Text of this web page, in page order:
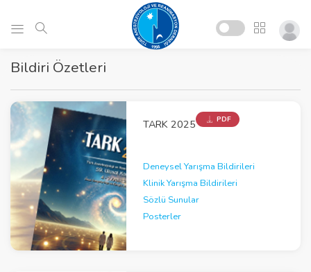
Bildiri Özetleri
TARK 2025 PDF
Deneysel Yarışma Bildirileri
Klinik Yarışma Bildirileri
Sözlü Sunular
Posterler